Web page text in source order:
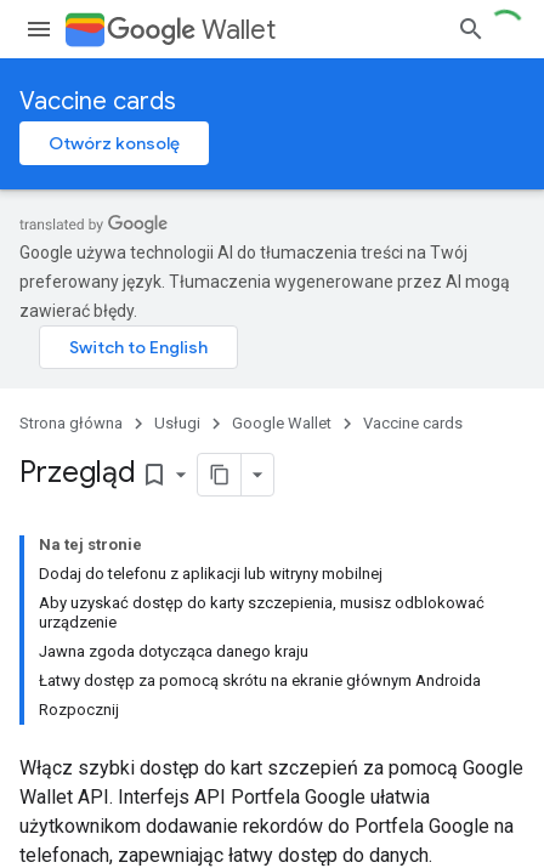
Wallet
Vaccine cards
Otwórz konsolę
Google używa technologii AI do tłumaczenia treści na Twój
preferowany język. Tłumaczenia wygenerowane przez AI mogą
zawierać błędy.
Strona główna Usługi Google Wallet Vaccine cards
Przegląd bookmark_border
Na tej stronie
Dodaj do telefonu z aplikacji lub witryny mobilnej
Aby uzyskać dostęp do karty szczepienia, musisz odblokować
urządzenie
Jawna zgoda dotycząca danego kraju
Łatwy dostęp za pomocą skrótu na ekranie głównym Androida
Rozpocznij
Włącz szybki dostęp do kart szczepień za pomocą Google
Wallet API. Interfejs API Portfela Google ułatwia
użytkownikom dodawanie rekordów do Portfela Google na
telefonach, zapewniając łatwy dostęp do danych.